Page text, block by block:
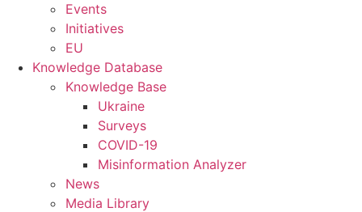
Events
Initiatives
EU
Knowledge Database
Knowledge Base
Ukraine
Surveys
COVID-19
Misinformation Analyzer
News
Media Library